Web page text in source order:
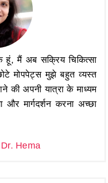
मैं अब सक्रिय चिकित्सा
मोपपेट्स मुझे बहुत व्यस्त
की अपनी यात्रा के माध्यम
और मार्गदर्शन करना अच्छा
Dr. Hema